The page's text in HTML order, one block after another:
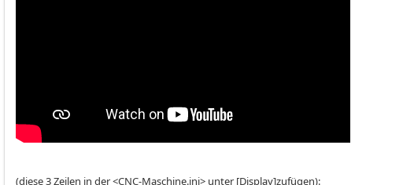
(diese 3 Zeilen in der <CNC-Maschine.ini> unter [Display]zufügen):